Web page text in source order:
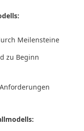
Meilensteine
zu Beginn